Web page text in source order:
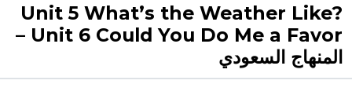
Unit 5 What’s the Weather Like?
Unit 6 Could You Do Me a Favor –
المنهاج السعودي